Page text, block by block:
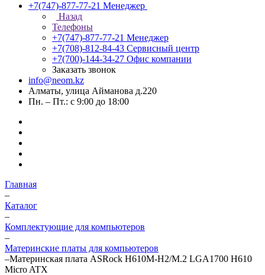
+7(747)-877-77-21 Менеджер
Назад
Телефоны
+7(747)-877-77-21 Менеджер
+7(708)-812-84-43 Сервисный центр
+7(700)-144-34-27 Офис компании
Заказать звонок
info@neom.kz
Алматы, улица Айманова д.220
Пн. – Пт.: с 9:00 до 18:00
Главная
–
Каталог
–
Комплектующие для компьютеров
–
Материнские платы для компьютеров
–Материнская плата ASRock H610M-H2/M.2 LGA1700 H610
Micro ATX